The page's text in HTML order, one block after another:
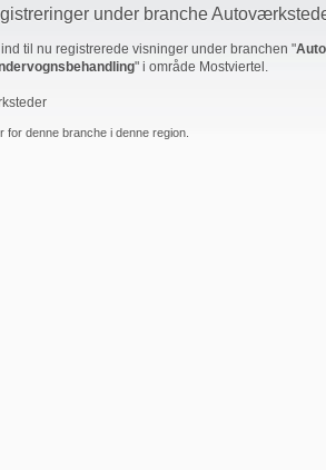
under branche
til nu registrerede visninger under branchen "
" i område Mostviertel.
for denne branche i denne region.